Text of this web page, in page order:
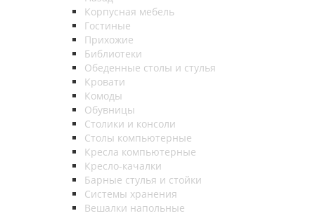
Корпусная мебель
Гостиные
Прихожие
Библиотеки
Обеденные столы и стулья
Кровати
Комоды
Обувницы
Столики и консоли
Столы компьютерные
Кресла компьютерные
Кресло-качалки
Барные стулья и стойки
Системы хранения
Вешалки напольные